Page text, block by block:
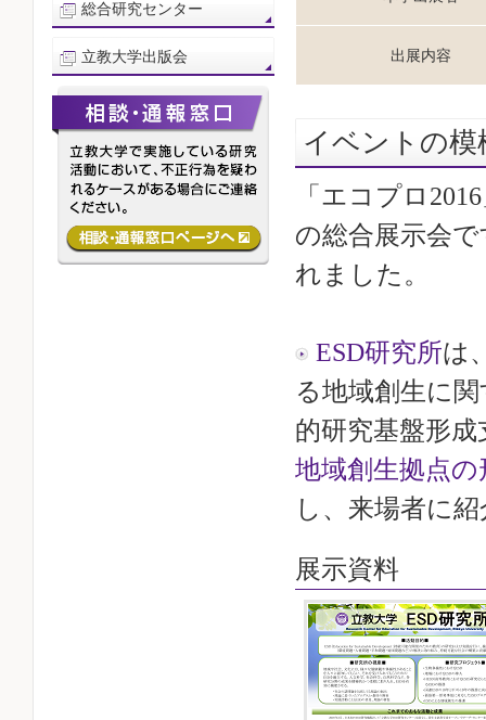
出展内容
イベントの模
「エコプロ
の総合展示会
れました。
ESD研究所は
る地域創生に
的研究基盤形成
地域創生拠点
し、来場者に
展示資料
総合研究センター
立教大学出版会